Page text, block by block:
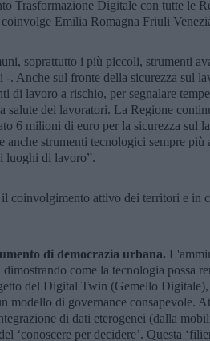
Trasformazione Digitale con tutte le
Emilia Romagna Friuli
soprattutto i più piccoli, strumenti
. Anche sul fronte della sicurezza sul
di lavoro a rischio, per segnalare
salute dei lavoratori. La Regione
6 milioni di euro per la sicurezza sul
strumenti tecnologici sempre più
luoghi di lavoro”.
coinvolgimento attivo dei territori e in
di democrazia urbana.
come la tecnologia possa
del Digital Twin (Gemello
modello di governance consapevole.
di dati eterogenei (dalla
‘conoscere per decidere’. Questa